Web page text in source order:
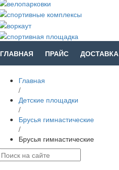
ГЛАВНАЯ ПРАЙС ДОСТАВКА
Главная
/
Детские площадки
/
Брусья гимнастические
/
Брусья гимнастические